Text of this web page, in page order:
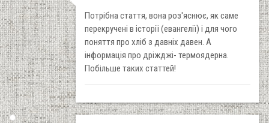
Потрібна стаття, вона роз'яснює, як саме
перекручені в історії (евангелії) і для чого
поняття про хліб з давніх давен. А
інформація про дріжджі- термоядерна.
Побільше таких статтей!